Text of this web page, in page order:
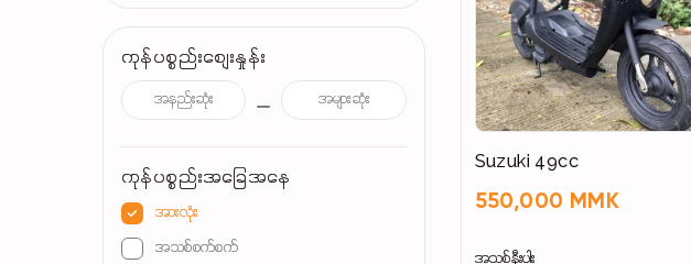
ကုန်ပစ္စည်းစျေးနှုန်း
ကုန်ပစ္စည်းအခြေအနေ
အားလုံး
အသစ်စက်စက်
Suzuki 49cc
550,000 MMK
အသစ်နီးပါး